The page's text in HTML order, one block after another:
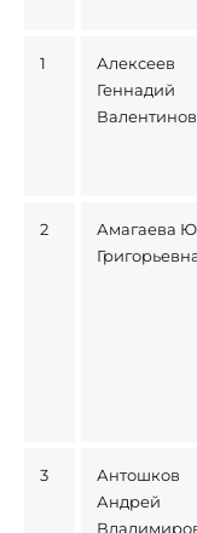
1
Алексеев
Геннадий
2
Амагаева
3
Антошков
Андрей